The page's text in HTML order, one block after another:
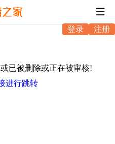
登录 注册
已被删除或正在被审核!
进行跳转